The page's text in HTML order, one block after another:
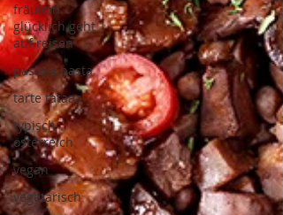
fräulein
glücklich geht
auf reisen
pasta e basta
tarte tataaa
typisch
österreich
vegan
vegetarisch